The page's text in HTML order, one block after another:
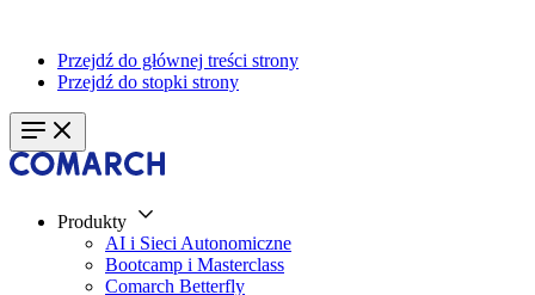
Przejdź do głównej treści strony
Przejdź do stopki strony
Produkty
AI i Sieci Autonomiczne
Bootcamp i Masterclass
Comarch Betterfly